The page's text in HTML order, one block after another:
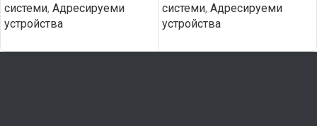
системи, Адресируеми
устройства
системи, Адресируеми
устройства